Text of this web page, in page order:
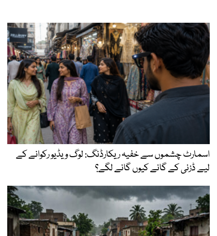
اسمارٹ چشموں سے خفیہ ریکارڈنگ: لوگ ویڈیو رکوانے کے
لیے ڈزنی کے گانے کیوں گانے لگے؟